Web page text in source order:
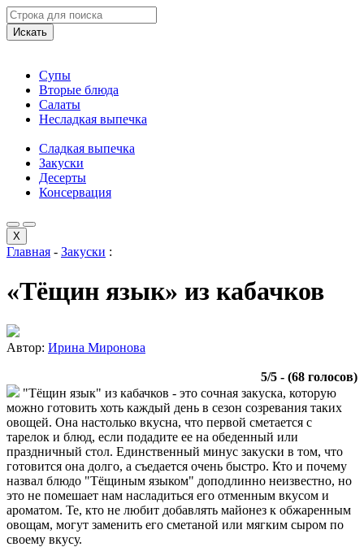
Искать
Супы
Вторые блюда
Салаты
Несладкая выпечка
Сладкая выпечка
Закуски
Десерты
Консервация
X
Главная - Закуски :
«Тёщин язык» из кабачков
Автор: Ирина Миронова
5/5 - (68 голосов)
"Тёщин язык" из кабачков - это сочная закуска, которую
можно готовить хоть каждый день в сезон созревания таких
овощей. Она настолько вкусна, что первой сметается с
тарелок и блюд, если подадите ее на обеденный или
праздничный стол. Единственный минус закуски в том, что
готовится она долго, а съедается очень быстро. Кто и почему
назвал блюдо "Тёщиным языком" доподлинно неизвестно, но
это не помешает нам насладиться его отменным вкусом и
ароматом. Те, кто не любит добавлять майонез к обжаренным
овощам, могут заменить его сметаной или мягким сыром по
своему вкусу.